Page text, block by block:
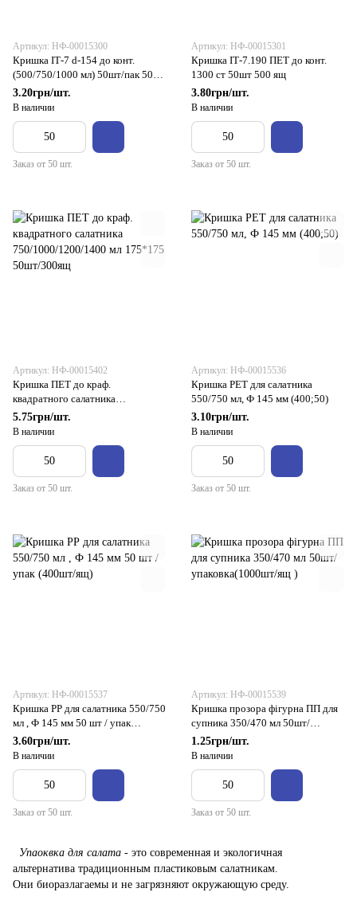
Упаоквка для салата - это современная и экологичная
альтернатива традиционным пластиковым салатникам.
Они биоразлагаемы и не загрязняют окружающую среду.
Артикул: НФ-00015300
Кришка ІТ-7 d-154 до конт.
(500/750/1000 мл) 50шт/пак 500/
ящ Ст
3.20грн/шт.
В наличии
Заказ от 50 шт.
Артикул: НФ-00015301
Кришка ІТ-7.190 ПЕТ до конт.
1300 ст 50шт 500 ящ
3.80грн/шт.
В наличии
Заказ от 50 шт.
Артикул: НФ-00015402
Кришка ПЕТ до краф.
квадратного салатника
750/1000/1200/1400 мл 175*175
50шт/300ящ
5.75грн/шт.
В наличии
Заказ от 50 шт.
Артикул: НФ-00015536
Кришка PЕТ для салатника
550/750 мл, Ф 145 мм (400;50)
3.10грн/шт.
В наличии
Заказ от 50 шт.
Артикул: НФ-00015537
Кришка РР для салатника 550/750
мл , Ф 145 мм 50 шт / упак
(400шт/ящ)
3.60грн/шт.
В наличии
Заказ от 50 шт.
Артикул: НФ-00015539
Кришка прозора фігурна ПП для
супника 350/470 мл 50шт/
упаковка(1000шт/ящ )
1.25грн/шт.
В наличии
Заказ от 50 шт.